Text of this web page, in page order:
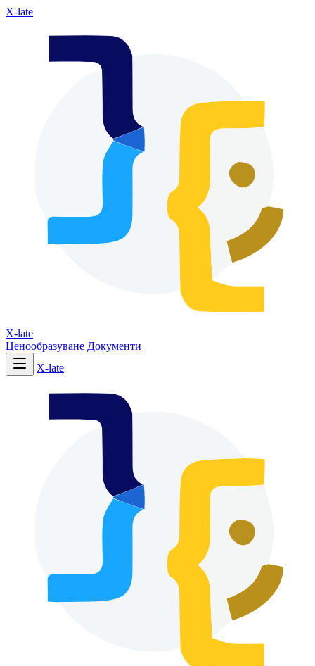
X-late
X-late
Ценообразуване Документи
X-late